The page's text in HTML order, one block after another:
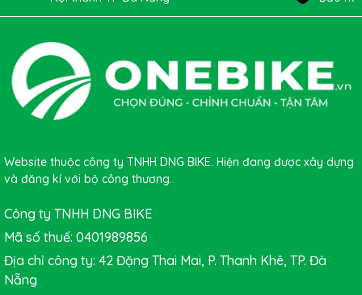
Đĩa phanh xe đạp thể thao IIIPRO EN
Website thuộc công ty TNHH DNG BIKE. Hiện đang được xây dựng
và đăng kí với bộ công thương.
Công ty TNHH DNG BIKE
Mã số thuế: 0401989856
Địa chỉ công ty: 42 Đặng Thai Mai, P. Thanh Khê, TP. Đà
Nẵng